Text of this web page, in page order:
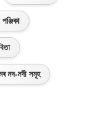
নদ-নদী সমূহ